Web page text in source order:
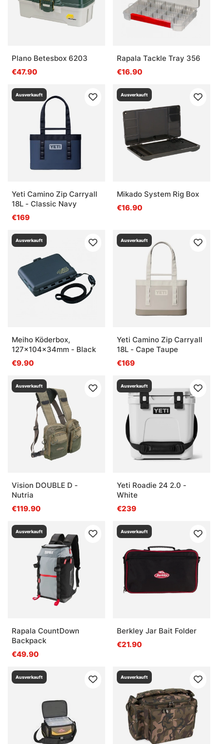
Plano Betesbox 6203
€47.90
Rapala Tackle Tray 356
€16.90
Ausverkauft
Yeti Camino Zip Carryall
18L - Classic Navy
€169
Ausverkauft
Mikado System Rig Box
€16.90
Ausverkauft
Meiho Köderbox,
127x104x34mm - Black
€9.90
Ausverkauft
Yeti Camino Zip Carryall
18L - Cape Taupe
€169
Ausverkauft
Vision DOUBLE D -
Nutria
€119.90
Ausverkauft
Yeti Roadie 24 2.0 -
White
€239
Ausverkauft
Rapala CountDown
Backpack
€49.90
Ausverkauft
Berkley Jar Bait Folder
€21.90
Ausverkauft Ausverkauft